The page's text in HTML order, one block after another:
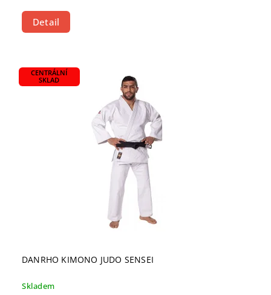
Detail
CENTRÁLNÍ
SKLAD
DANRHO KIMONO JUDO SENSEI
Skladem